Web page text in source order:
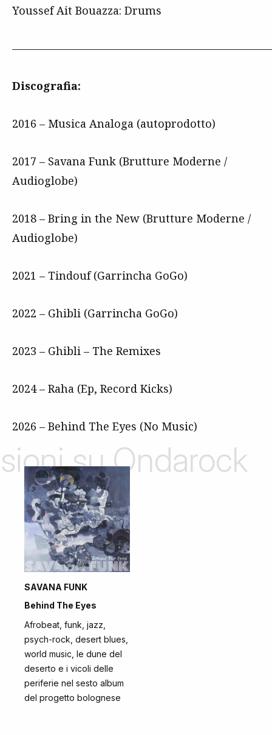
Youssef Ait Bouazza: Drums
Discografia:
2016 – Musica Analoga (autoprodotto)
2017 – Savana Funk (Brutture Moderne /
Audioglobe)
2018 – Bring in the New (Brutture Moderne /
Audioglobe)
2021 – Tindouf (Garrincha GoGo)
2022 – Ghibli (Garrincha GoGo)
2023 – Ghibli – The Remixes
2024 – Raha (Ep, Record Kicks)
2026 – Behind The Eyes (No Music)
su Ondarock
SAVANA FUNK
Behind The Eyes
Afrobeat, funk, jazz,
psych-rock, desert blues,
world music, le dune del
deserto e i vicoli delle
periferie nel sesto album
del progetto bolognese